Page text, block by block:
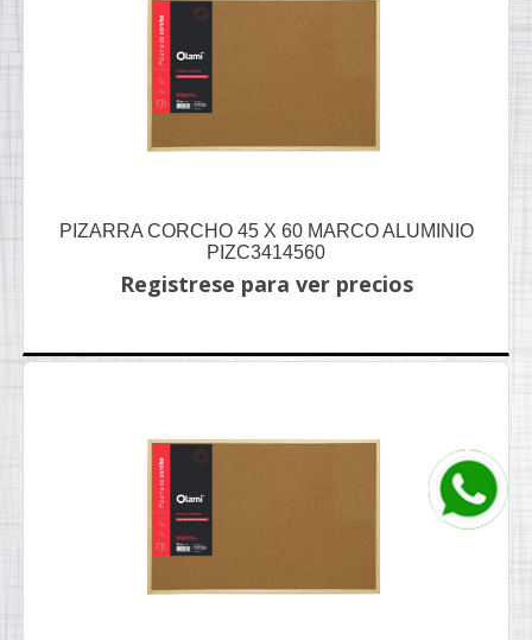
PIZARRA CORCHO 45 X 60 MARCO ALUMINIO
PIZC3414560
Registrese para ver precios